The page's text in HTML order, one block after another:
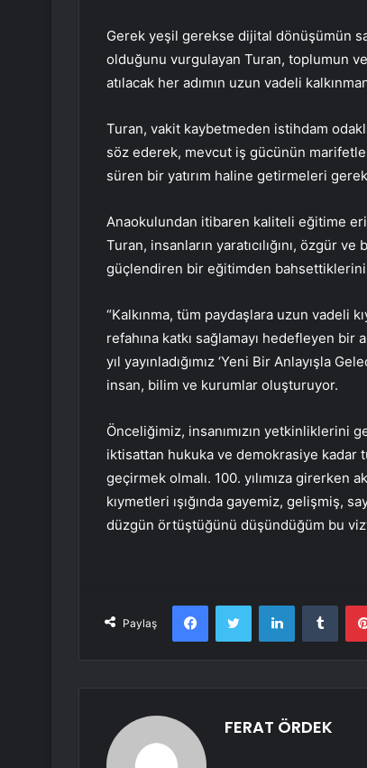
Gerek yeşil gerekse dijital dönüşümün
olduğunu vurgulayan Turan, toplumun
atılacak her adımın uzun vadeli
Turan, vakit kaybetmeden istihdam
söz ederek, mevcut iş gücünün
süren bir yatırım haline getirmeleri
Anaokulundan itibaren kaliteli eğitime
Turan, insanların yaratıcılığını, özgür
güçlendiren bir eğitimden bahsettiklerini
“Kalkınma, tüm paydaşlara uzun vadeli
refahına katkı sağlamayı hedefleyen bir
yıl yayınladığımız ‘Yeni Bir Anlayışla
insan, bilim ve kurumlar oluşturuyor.
Önceliğimiz, insanımızın yetkinliklerini
iktisattan hukuka ve demokrasiye kadar
geçirmek olmalı. 100. yılımıza
kıymetleri ışığında gayemiz, gelişmiş,
düzgün örtüştüğünü düşündüğüm bu
Paylaş
FacebookTwitter LinkedIn
FERAT ÖRDEK